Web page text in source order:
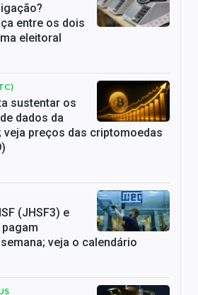
entre os dois
eleitoral
sustentar os
dados da
veja preços das criptomoedas
(JHSF3) e
veja o calendário